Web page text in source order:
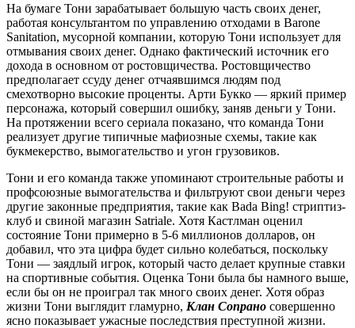
На бумаге Тони зарабатывает большую часть своих денег,
работая консультантом по управлению отходами в Barone
Sanitation, мусорной компании, которую Тони использует для
отмывания своих денег. Однако фактический источник его
дохода в основном от ростовщичества. Ростовщичество
предполагает ссуду денег отчаявшимся людям под
смехотворно высокие проценты. Арти Букко — яркий пример
персонажа, который совершил ошибку, заняв деньги у Тони.
На протяжении всего сериала показано, что команда Тони
реализует другие типичные мафиозные схемы, такие как
букмекерство, вымогательство и угон грузовиков.
Тони и его команда также упоминают строительные работы и
профсоюзные вымогательства и фильтруют свои деньги через
другие законные предприятия, такие как Bada Bing! стриптиз-
клуб и свиной магазин Satriale. Хотя Кастлман оценил
состояние Тони примерно в 5-6 миллионов долларов, он
добавил, что эта цифра будет сильно колебаться, поскольку
Тони — заядлый игрок, который часто делает крупные ставки
на спортивные события. Оценка Тони была бы намного выше,
если бы он не проиграл так много своих денег. Хотя образ
жизни Тони выглядит гламурно, Клан Сопрано совершенно
ясно показывает ужасные последствия преступной жизни.